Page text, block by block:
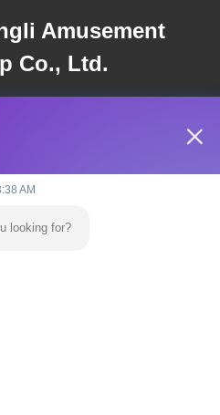
Amusement
Co., Ltd.
AM
looking for?